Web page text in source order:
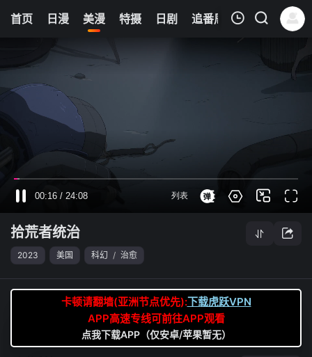
首页 日漫 美漫 特摄 日剧 追番周表 今日更新
0
我的观影记录
拾荒者统治
拾荒者统治
2023 美国 科幻 / 治愈
卡顿请翻墙(亚洲节点优先):下载虎跃VPN
APP高速专线可前往APP观看
点我下载APP（仅安卓/苹果暂无）